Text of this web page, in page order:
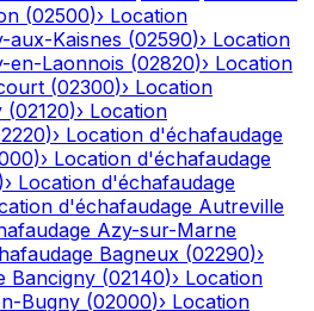
(02500)› Location
aux-Kaisnes (02590)› Location
en-Laonnois (02820)› Location
(02300)› Location
(02120)› Location
)› Location d'échafaudage
)› Location d'échafaudage
)› Location d'échafaudage
d'échafaudage Autreville
Azy-sur-Marne
Bagneux (02290)›
Bancigny (02140)› Location
Bugny (02000)› Location